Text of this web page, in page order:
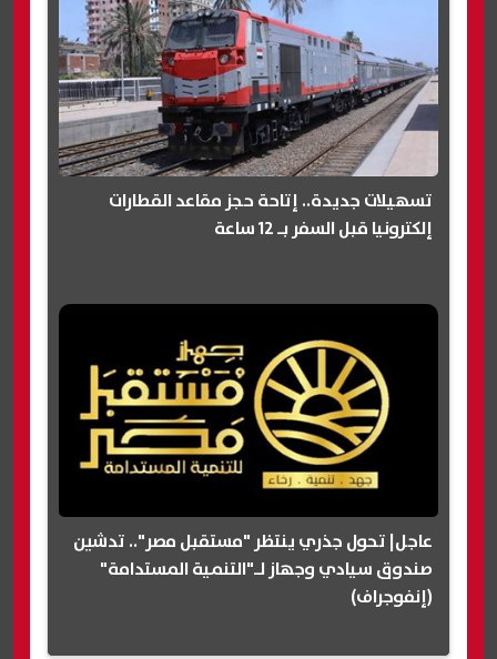
تسهيلات جديدة.. إتاحة حجز مقاعد القطارات
إلكترونيا قبل السفر بـ 12 ساعة
عاجل| تحول جذري ينتظر "مستقبل مصر".. تدشين
صندوق سيادي وجهاز لـ"التنمية المستدامة"
(إنفوجراف)